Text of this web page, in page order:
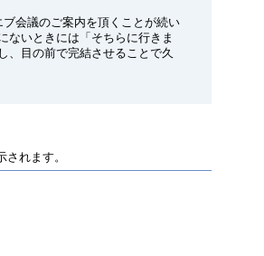
会議のご案内を頂くことが続い
ないときには「そちらに行きま
、目の前で完結させることで久
れます。